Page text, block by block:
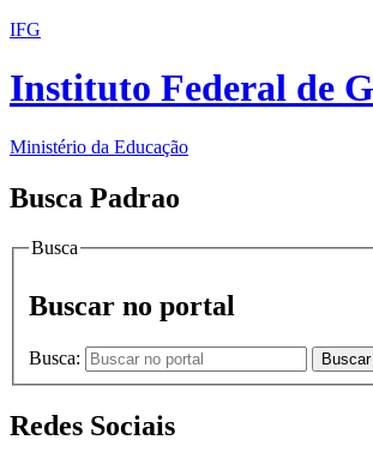
IFG
Instituto Federal de
Ministério da Educação
Busca Padrao
Busca
Buscar no portal
Busca: Buscar
Redes Sociais